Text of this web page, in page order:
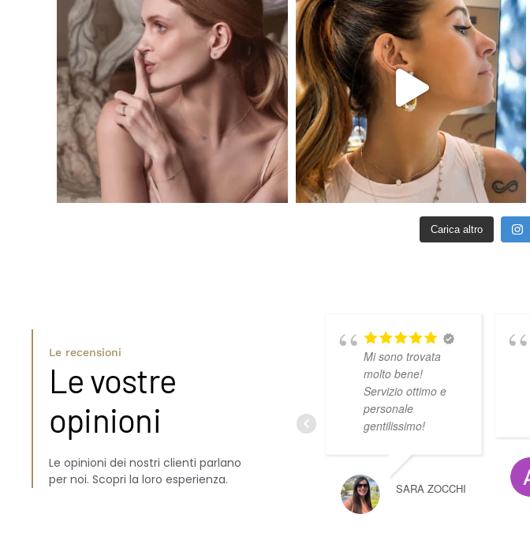
Carica altro
Le recensioni
Le vostre
opinioni
Le opinioni dei nostri clienti parlano
per noi. Scopri la loro esperienza.
Mi sono trovata
molto bene!
Servizio ottimo e
personale
gentilissimo!
SARA ZOCCHI